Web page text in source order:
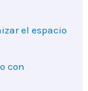
el espacio
con